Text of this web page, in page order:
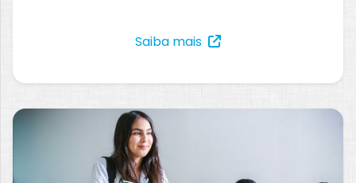
Saiba mais